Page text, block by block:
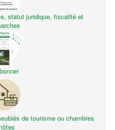
statut juridique, fiscalité et
de tourisme ou chambres